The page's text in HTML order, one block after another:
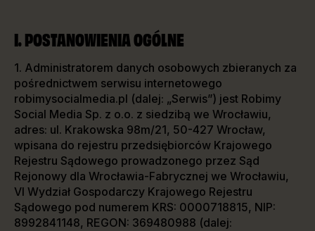
I. POSTANOWIENIA OGÓLNE
1. Administratorem danych osobowych zbieranych za
pośrednictwem serwisu internetowego
robimysocialmedia.pl (dalej: „Serwis”) jest Robimy
Social Media Sp. z o.o. z siedzibą we Wrocławiu,
adres: ul. Krakowska 98m/21, 50-427 Wrocław,
wpisana do rejestru przedsiębiorców Krajowego
Rejestru Sądowego prowadzonego przez Sąd
Rejonowy dla Wrocławia-Fabrycznej we Wrocławiu,
VI Wydział Gospodarczy Krajowego Rejestru
Sądowego pod numerem KRS: 0000718815, NIP:
8992841148, REGON: 369480988 (dalej: